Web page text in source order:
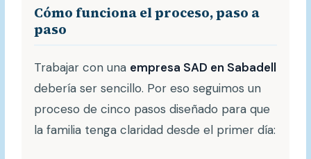
Cómo funciona el proceso, paso a
paso
Trabajar con una empresa SAD en Sabadell
debería ser sencillo. Por eso seguimos un
proceso de cinco pasos diseñado para que
la familia tenga claridad desde el primer día: